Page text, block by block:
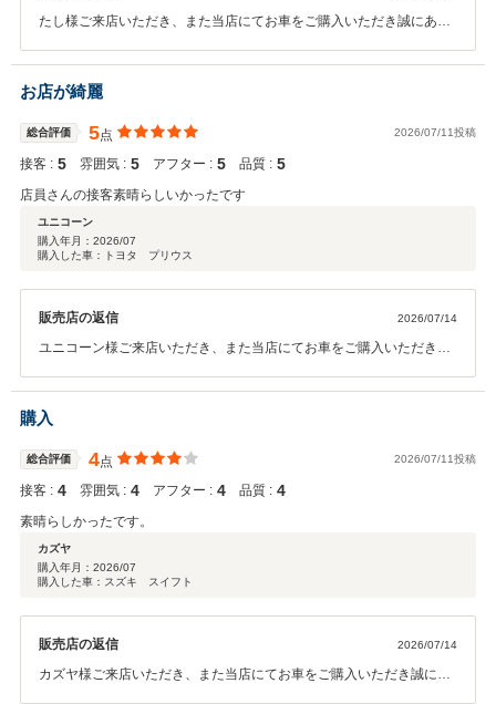
たし様ご来店いただき、また当店にてお車をご購入いただき誠にあり
ます。今後もご満足頂けるようスタッフ一同精進してまいります。 ご
納車後も点検やメンテナンスをはじめ、お車に関することは何でもお
気軽にご相談ください。これからのカーライフをスタッフ一同しっか
りとサポートさせていただきます。 今後とも末永いお付き合いのほ
ど、よろしくお願い申し上げます。
お店が綺麗
総合評価 5点 2026/07/11投稿
接客 : 5 雰囲気 : 5 アフター : 5 品質 : 5
店員さんの接客素晴らしいかったです
ユニコーン
購入年月： 2026/07
購入した車：トヨタ プリウス
販売店の返信 2026/07/14
ユニコーン様ご来店いただき、また当店にてお車をご購入いただき誠
同嬉しく思います。今後もご満足頂けるようスタッフ一同精進してま
いります。 ご納車後も点検やメンテナンスをはじめ、お車に関するこ
フ一同しっかりとサポートさせていただきます。 今後とも末永いお付
き合いのほど、よろしくお願い申し上げます。
購入
総合評価 4点 2026/07/11投稿
接客 : 4 雰囲気 : 4 アフター : 4 品質 : 4
素晴らしかったです。
カズヤ
購入年月： 2026/07
購入した車：スズキ スイフト
販売店の返信 2026/07/14
カズヤ様ご来店いただき、また当店にてお車をご購入いただき誠にあ